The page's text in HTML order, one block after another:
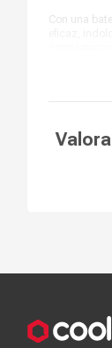
Con una
eficaz,